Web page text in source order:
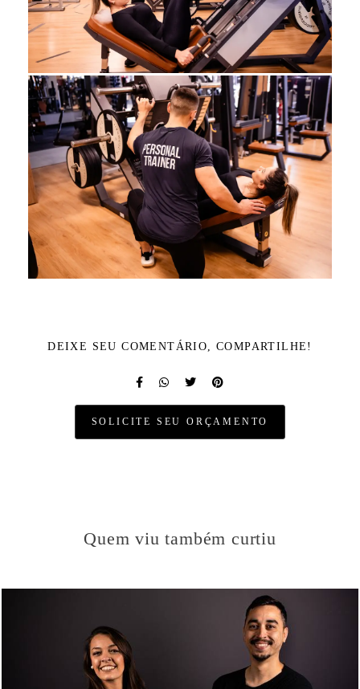
DEIXE SEU COMENTÁRIO, COMPARTILHE!
SOLICITE SEU ORÇAMENTO
Quem viu também curtiu